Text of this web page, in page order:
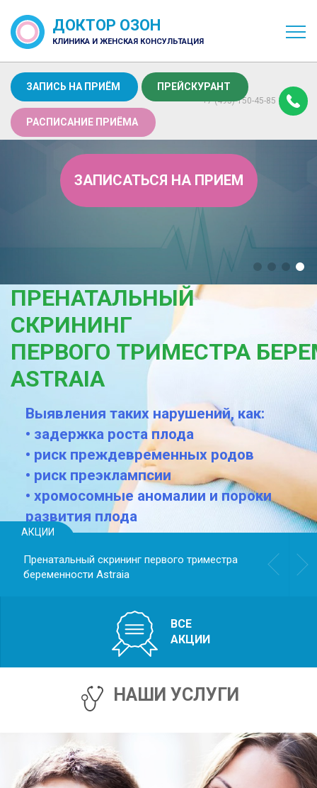
ДОКТОР ОЗОН
КЛИНИКА И ЖЕНСКАЯ КОНСУЛЬТАЦИЯ
ЗАПИСЬ НА ПРИЁМ
РАСПИСАНИЕ ПРИЁМА
ПРЕЙСКУРАНТ
+7 (495) 150-45-85
ЗАПИСАТЬСЯ НА ПРИЕМ
ПРЕНАТАЛЬНЫЙ
СКРИНИНГ
ПЕРВОГО ТРИМЕСТРА
ASTRAIА
Выявления таких нарушений, как:
• задержка роста плода
• риск преждевременных родов
• риск преэклампсии
• хромосомные аномалии и пороки
развития плода
АКЦИИ
Пренатальный скрининг первого триместра
беременности Astraiа
ВСЕ
АКЦИИ
НАШИ УСЛУГИ